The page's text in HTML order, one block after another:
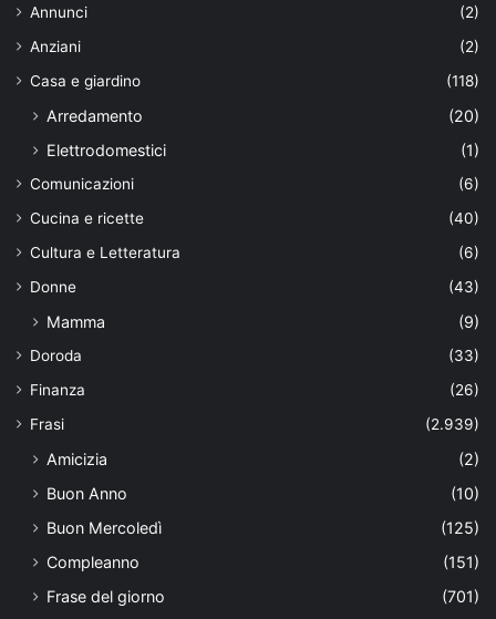
Annunci
(2)
Anziani
(2)
Casa e giardino
(118)
Arredamento
(20)
Elettrodomestici
(1)
Comunicazioni
(6)
Cucina e ricette
(40)
Cultura e Letteratura
(6)
Donne
(43)
Mamma (9)
Doroda
(33)
Finanza
(26)
Frasi
(2.939)
Amicizia
(2)
Buon Anno
(10)
Buon Mercoledì
(125)
Compleanno
(151)
Frase del giorno
(701)